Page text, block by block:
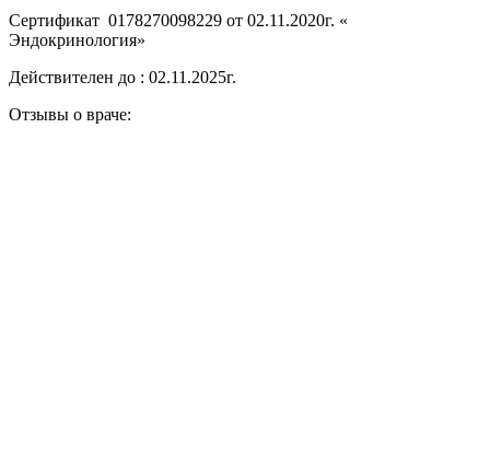
Сертификат 0178270098229 от 02.11.2020г. «
Эндокринология»
Действителен до : 02.11.2025г.
Отзывы о враче: